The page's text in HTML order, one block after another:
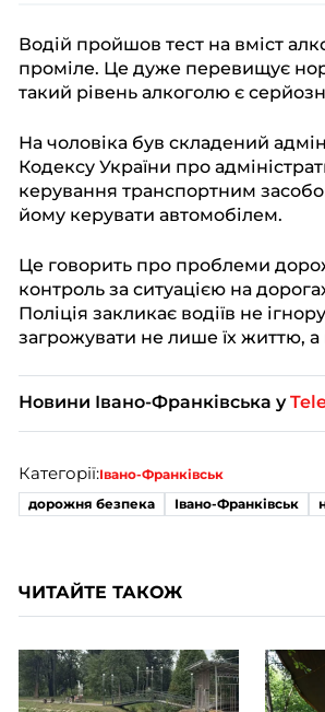
Водій пройшов тест на вміст
проміле. Це дуже перевищує
такий рівень алкоголю є
На чоловіка був складений
Кодексу України про
керування транспортним
йому керувати автомобілем.
Це говорить про проблеми
контроль за ситуацією на
Поліція закликає водіїв не
загрожувати не лише їх життю,
Новини Івано-Франківська у
Категорії:Івано-Франківськ
дорожня безпека
Івано-Франківськ
ЧИТАЙТЕ ТАКОЖ